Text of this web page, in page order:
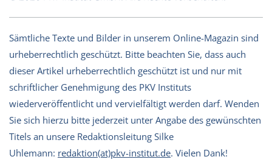
Sämtliche Texte und Bilder in unserem Online-Magazin sind
urheberrechtlich geschützt. Bitte beachten Sie, dass auch
dieser Artikel urheberrechtlich geschützt ist und nur mit
schriftlicher Genehmigung des PKV Instituts
wiederveröffentlicht und vervielfältigt werden darf. Wenden
Sie sich hierzu bitte jederzeit unter Angabe des gewünschten
Titels an unsere Redaktionsleitung Silke
Uhlemann: redaktion(at)pkv-institut.de. Vielen Dank!